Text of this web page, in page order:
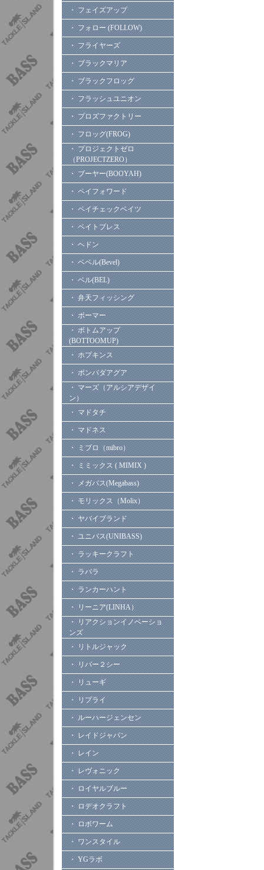
・ フェイズアップ
・ フォロー (FOLLOW)
・ フライヤーズ
・ ブラックマリア
・ ブラックフロッグ
・ フラッシュユニオン
・ プロズファクトリー
・ フロッグ(FROG)
・ プロジェクトゼロ
（PROJECTZERO）
・ ブーヤー(BOOYAH)
・ ペイフォワード
・ ペイチェックベイツ
・ ベイトブレス
・ ヘドン
・ ベベル(Bevel)
・ ベル(BEL)
・ 弁天フィッシング
・ ボーマー
・ ボトムアップ
(BOTTOOMUP)
・ ホプキンス
・ ボンバダアグア
・ マーズ（アルシアデザイ
ン）
・ マドタチ
・ マドネス
・ ミブロ（mibro）
・ ミミックス ( MIMIX )
・ メガバス(Megabass)
・ モリックス（Molix）
・ ヤバイブランド
・ ユニバス(UNIBASS)
・ ラッキークラフト
・ ラパラ
・ ランカーハント
・ リーニア(LINHA）
・ リアクションイノベーショ
ンズ
・ リトルジャック
・ リバー２シー
・ リューギ
・ リプライ
・ ルーハージェンセン
・ レイドジャパン
・ レイン
・ レヴォニック
・ ロイヤルブルー
・ ロデオクラフト
・ ロボワーム
・ ワンスタイル
・ YGラボ